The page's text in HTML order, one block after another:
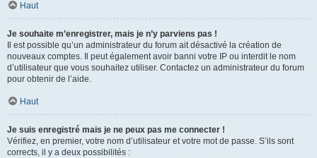
Haut
Je souhaite m’enregistrer, mais je n’y parviens pas !
Il est possible qu’un administrateur du forum ait désactivé la création de
nouveaux comptes. Il peut également avoir banni votre IP ou interdit le nom
d’utilisateur que vous souhaitez utiliser. Contactez un administrateur du forum
pour obtenir de l’aide.
Haut
Je suis enregistré mais je ne peux pas me connecter !
Vérifiez, en premier, votre nom d’utilisateur et votre mot de passe. S’ils sont
corrects, il y a deux possibilités :